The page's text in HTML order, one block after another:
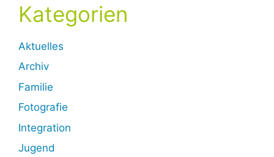
Kategorien
Aktuelles
Archiv
Familie
Fotografie
Integration
Jugend